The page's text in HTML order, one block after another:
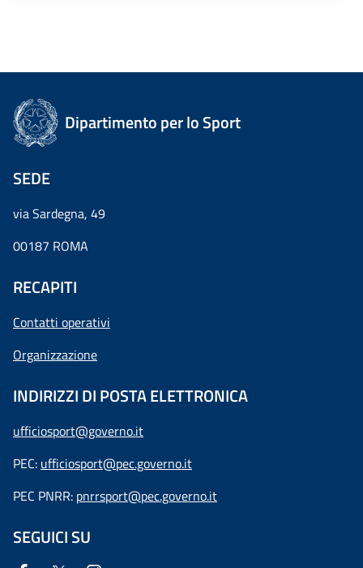
Dipartimento per lo Sport
SEDE
via Sardegna, 49
00187 ROMA
RECAPITI
Contatti operativi
Organizzazione
INDIRIZZI DI POSTA ELETTRONICA
ufficiosport@governo.it
PEC: ufficiosport@pec.governo.it
PEC PNRR: pnrrsport@pec.governo.it
SEGUICI SU